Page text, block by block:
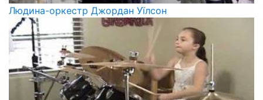
Людина-оркестр Джордан Уїлсон